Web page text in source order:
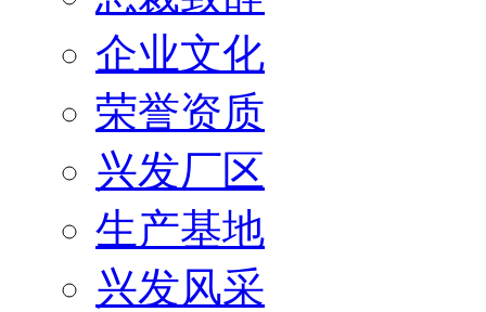
企业文化
荣誉资质
兴发厂区
生产基地
兴发风采